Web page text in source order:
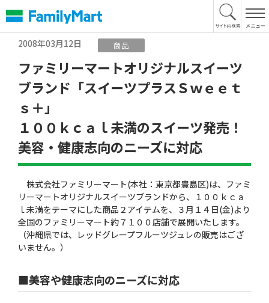
文
へ
2008年03月12日
商品
ファミリーマートオリジナルスイーツ
ブランド「スイーツプラスＳｗｅｅｔ
ｓ＋」
１００ｋｃａｌ未満のスイーツ発売！
美容・健康志向のニーズに対応
株式会社ファミリーマート(本社：東京都豊島区)は、ファミ
リーマートオリジナルスイーツブランドから、１００ｋｃａ
ｌ未満をテーマにした商品２アイテムを、３月１４日(金)より
全国のファミリーマート約７１００店舗で展開いたします。
（沖縄県では、レッドグレープフルーツジュレの販売はござ
いません。）
■美容や健康志向のニーズに対応